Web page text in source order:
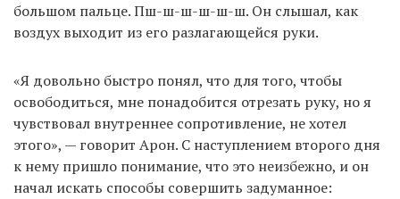
большом пальце. Пш-ш-ш-ш-ш-ш. Он слышал, как
воздух выходит из его разлагающейся руки.
«Я довольно быстро понял, что для того, чтобы
освободиться, мне понадобится отрезать руку, но я
чувствовал внутреннее сопротивление, не хотел
этого», — говорит Арон. С наступлением второго дня
к нему пришло понимание, что это неизбежно, и он
начал искать способы совершить задуманное: